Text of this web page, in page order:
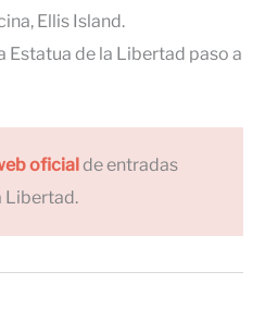
Ellis Island.
Estatua de la Libertad paso a
oficialde entradas
Libertad.